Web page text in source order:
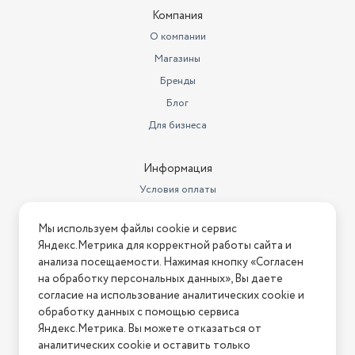
78.045
отдельно стоящая
37.4 см
навесная
звуковой сигнал отключения
Дополнительная информация
блокировка от детей, дисплей,
микроволн, утапливаемые
переключатели
Количество уровней мощности 10
Диаметр поддона
Компания
О компании
Магазины
Бренды
Блог
Для бизнеса
Информация
Условия оплаты
Условия возврата
Нашли ошибку на сайте? Напишите нам
2026 © Интернет-магазин "АстМаркет". У нас есть всё!
Политика конфиденциальности
Мы используем файлы cookie и сервис
Яндекс.Метрика для корректной работы сайта и
анализа посещаемости. Нажимая кнопку «Согласен
на обработку персональных данных», Вы даете
согласие на использование аналитических cookie и
обработку данных с помощью сервиса
Яндекс.Метрика. Вы можете отказаться от
аналитических cookie и оставить только